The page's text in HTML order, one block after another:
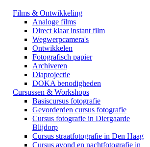
Films & Ontwikkeling
Analoge films
Direct klaar instant film
Wegwerpcamera's
Ontwikkelen
Fotografisch papier
Archiveren
Diaprojectie
DOKA benodigheden
Cursussen & Workshops
Basiscursus fotografie
Gevorderden cursus fotografie
Cursus fotografie in Diergaarde
Blijdorp
Cursus straatfotografie in Den Haag
Cursus avond en nachtfotografie in